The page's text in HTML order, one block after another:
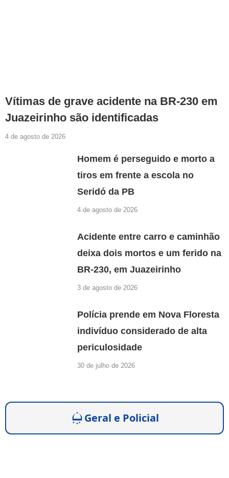
Vítimas de grave acidente na BR-230 em
Juazeirinho são identificadas
4 de agosto de 2026
Homem é perseguido e morto a
tiros em frente a escola no
Seridó da PB
4 de agosto de 2026
Acidente entre carro e caminhão
deixa dois mortos e um ferido na
BR-230, em Juazeirinho
3 de agosto de 2026
Polícia prende em Nova Floresta
indivíduo considerado de alta
periculosidade
30 de julho de 2026
Geral e Policial